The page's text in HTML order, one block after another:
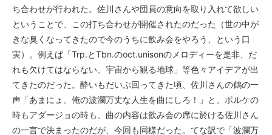
ち合わせが行われた。佐川さんや団員の意向を取り入れて欲しい
ということで、この打ち合わせが開催されたのだった（世の中が
きな臭くなってきたので今のうちに飲み会をやろう、という口
実）。例えば「Trp.とTbn.のoct.unisonのメロディーを是非、だ
れも欠けてはならない、宇宙から観る地球」等色々アイデアが出
てきたのだった。酔いもだいぶ回ってきた頃、佐川さんの鶴の一
声「あまにょ、俺の波瀾万丈な人生を曲にしろ！」と。ポルケの
時もアダージョの時も、曲の内容は飲み会の席に於ける佐川さん
の一言で決まったのだが、今回も同様だった。てな訳で「波瀾万